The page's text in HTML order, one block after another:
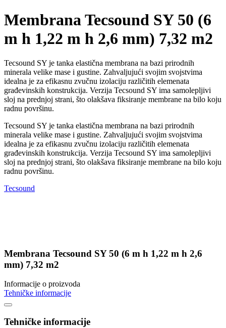
Membrana Tecsound SY 50 (6
m h 1,22 m h 2,6 mm) 7,32 m2
Tecsound SY je tanka elastična membrana na bazi prirodnih
minerala velike mase i gustine. Zahvaljujući svojim svojstvima
idealna je za efikasnu zvučnu izolaciju različitih elemenata
građevinskih konstrukcija. Verzija Tecsound SY ima samolepljivi
sloj na prednjoj strani, što olakšava fiksiranje membrane na bilo koju
radnu površinu.
Tecsound SY je tanka elastična membrana na bazi prirodnih
minerala velike mase i gustine. Zahvaljujući svojim svojstvima
idealna je za efikasnu zvučnu izolaciju različitih elemenata
građevinskih konstrukcija. Verzija Tecsound SY ima samolepljivi
sloj na prednjoj strani, što olakšava fiksiranje membrane na bilo koju
radnu površinu.
Tecsound
Membrana Tecsound SY 50 (6 m h 1,22 m h 2,6
mm) 7,32 m2
Informacije o proizvoda
Tehničke informacije
Tehničke informacije